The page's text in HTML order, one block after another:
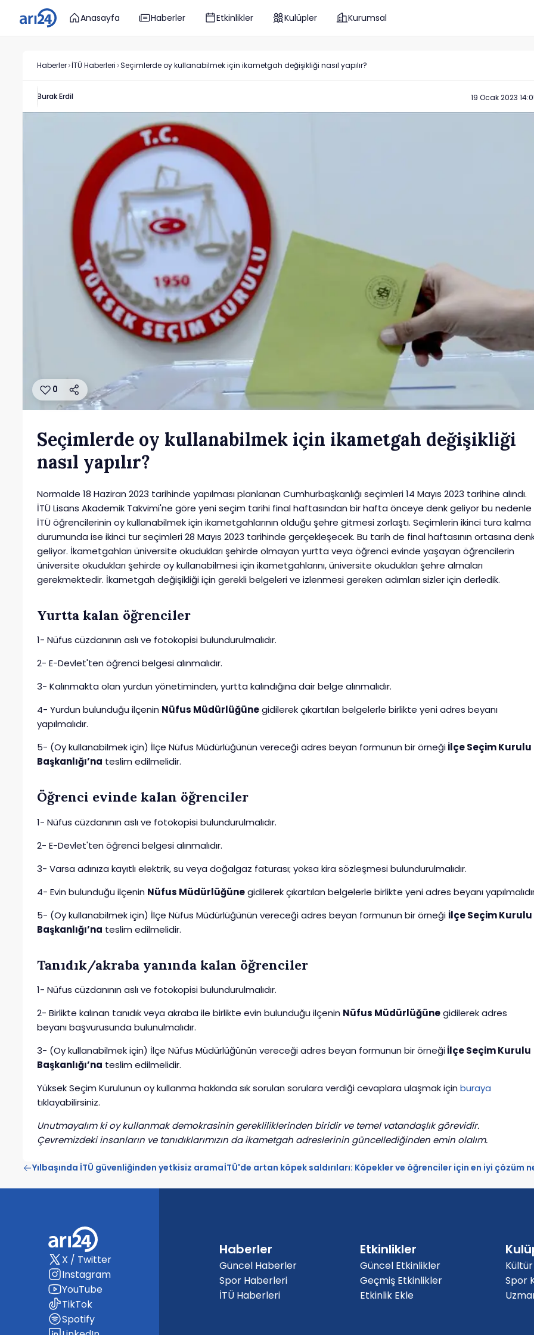
Anasayfa Haberler Etkinlikler Kulüpler Kurumsal
Haberler İTÜ Haberleri Seçimlerde oy kullanabilmek için ikametgah değişikliği nasıl yapılır?
Burak Erdil 19 Ocak 2023
0
Seçimlerde oy kullanabilmek için ikametgah değişikliği
nasıl yapılır?
Normalde 18 Haziran 2023 tarihinde yapılması planlanan Cumhurbaşkanlığı seçimleri 14 Mayıs 2023 tarihine alındı.
İTÜ Lisans Akademik Takvimi'ne göre yeni seçim tarihi final haftasından bir hafta önceye denk geliyor bu nedenle
İTÜ öğrencilerinin oy kullanabilmek için ikametgahlarının olduğu şehre gitmesi zorlaştı. Seçimlerin ikinci tura kalma
durumunda ise ikinci tur seçimleri 28 Mayıs 2023 tarihinde gerçekleşecek. Bu tarih de final haftasının ortasına
geliyor. İkametgahları üniversite okudukları şehirde olmayan yurtta veya öğrenci evinde yaşayan öğrencilerin
üniversite okudukları şehirde oy kullanabilmesi için ikametgahlarını, üniversite okudukları şehre almaları
gerekmektedir. İkametgah değişikliği için gerekli belgeleri ve izlenmesi gereken adımları sizler için derledik.
Yurtta kalan öğrenciler
1- Nüfus cüzdanının aslı ve fotokopisi bulundurulmalıdır.
2- E-Devlet'ten öğrenci belgesi alınmalıdır.
3- Kalınmakta olan yurdun yönetiminden, yurtta kalındığına dair belge alınmalıdır.
4- Yurdun bulunduğu ilçenin Nüfus Müdürlüğünegidilerek çıkartılan belgelerle birlikte yeni adres beyanı
yapılmalıdır.
5- (Oy kullanabilmek için) İlçe Nüfus Müdürlüğünün vereceği adres beyan formunun bir örneğiİlçe Seçim Kurulu
Başkanlığı’na teslim edilmelidir.
Öğrenci evinde kalan öğrenciler
1- Nüfus cüzdanının aslı ve fotokopisi bulundurulmalıdır.
2- E-Devlet'ten öğrenci belgesi alınmalıdır.
3- Varsa adınıza kayıtlı elektrik, su veya doğalgaz faturası; yoksa kira sözleşmesi bulundurulmalıdır.
4- Evin bulunduğu ilçenin Nüfus Müdürlüğünegidilerek çıkartılan belgelerle birlikte yeni adres beyanı
5- (Oy kullanabilmek için) İlçe Nüfus Müdürlüğünün vereceği adres beyan formunun bir örneği İlçe Seçim Kurulu
Başkanlığı’na teslim edilmelidir.
Tanıdık/akraba yanında kalan öğrenciler
1- Nüfus cüzdanının aslı ve fotokopisi bulundurulmalıdır.
2- Birlikte kalınan tanıdık veya akraba ile birlikte evin bulunduğu ilçenin Nüfus Müdürlüğünegidilerek adres
beyanı başvurusunda bulunulmalıdır.
3- (Oy kullanabilmek için) İlçe Nüfus Müdürlüğünün vereceği adres beyan formunun bir örneğiİlçe Seçim Kurulu
Başkanlığı’na teslim edilmelidir.
Yüksek Seçim Kurulunun oy kullanma hakkında sık sorulan sorulara verdiği cevaplara ulaşmak için buraya
tıklayabilirsiniz.
Unutmayalım ki oy kullanmak demokrasinin gerekliliklerinden biridir ve temel vatandaşlık görevidir.
Çevremizdeki insanların ve tanıdıklarımızın da ikametgah adreslerinin güncellediğinden emin olalım.
Yılbaşında İTÜ güvenliğinden yetkisiz aramaİTÜ'de artan köpek saldırıları: Köpekler ve öğrenciler için en iyi çözüm
X / Twitter
Instagram
YouTube
TikTok
Spotify
Haberler
Güncel Haberler
Spor Haberleri
İTÜ Haberleri
Etkinlikler
Güncel Etkinlikler
Geçmiş Etkinlikler
Etkinlik Ekle
Spor